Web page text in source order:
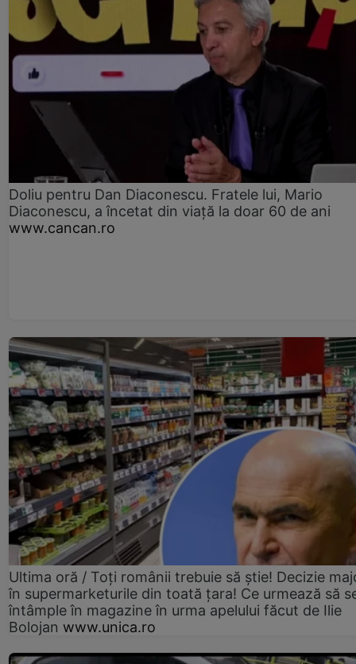
Doliu pentru Dan Diaconescu. Fratele lui, Mario
Diaconescu, a încetat din viață la doar 60 de ani
www.cancan.ro
Ultima oră / Toți românii trebuie să știe! Decizie
în supermarketurile din toată țara! Ce urmează să
întâmple în magazine în urma apelului făcut de Ilie
Bolojan www.unica.ro